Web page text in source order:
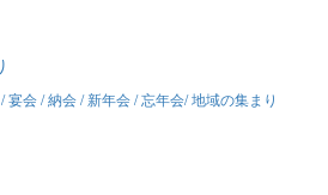
宴会 / 納会 / 新年会 / 忘年会/ 地域の集まり